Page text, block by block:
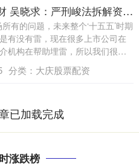
智云理财 吴晓求：严刑峻法拆解资本市场“雷点” 构建消费扩张三重路径
有的问题，未来整个‘十五五’时期
有没有雷，现在很多上市公司在
机构在帮助埋雷，所以我们很
分类： 大庆股票配资
已加载完成
涨跌榜